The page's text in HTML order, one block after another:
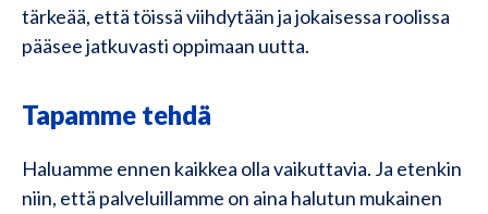
tärkeää, että töissä viihdytään ja jokaisessa roolissa
pääsee jatkuvasti oppimaan uutta.
Tapamme tehdä
Haluamme ennen kaikkea olla vaikuttavia. Ja etenkin
niin, että palveluillamme on aina halutun mukainen